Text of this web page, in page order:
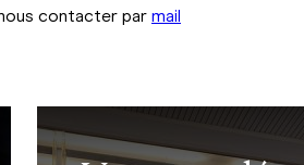
contacter par mail